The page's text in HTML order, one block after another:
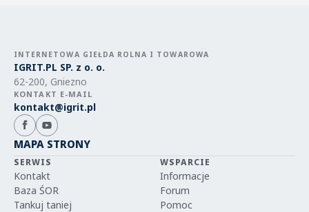
INTERNETOWA GIEŁDA ROLNA I TOWAROWA
IGRIT.PL SP. z o. o.
62-200, Gniezno
KONTAKT E-MAIL
kontakt@igrit.pl
MAPA STRONY
SERWIS
Kontakt
Baza ŚOR
Tankuj taniej
WSPARCIE
Informacje
Forum
Pomoc